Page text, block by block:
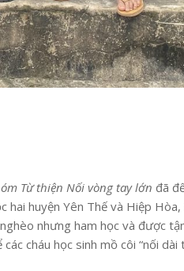
Từ thiện Nối vòng tay lớn đã
huyện Yên Thế và Hiệp
nhưng ham học và được
cháu học sinh mồ côi “nối